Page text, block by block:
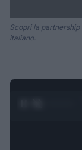
Scopri la
italiano.